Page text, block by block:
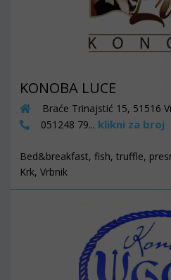
KONOBA LUCE
Braće Trinajstić 15, 51516
051248 79... klikni za broj
Bed&breakfast, fish, truffle,
Krk, Vrbnik